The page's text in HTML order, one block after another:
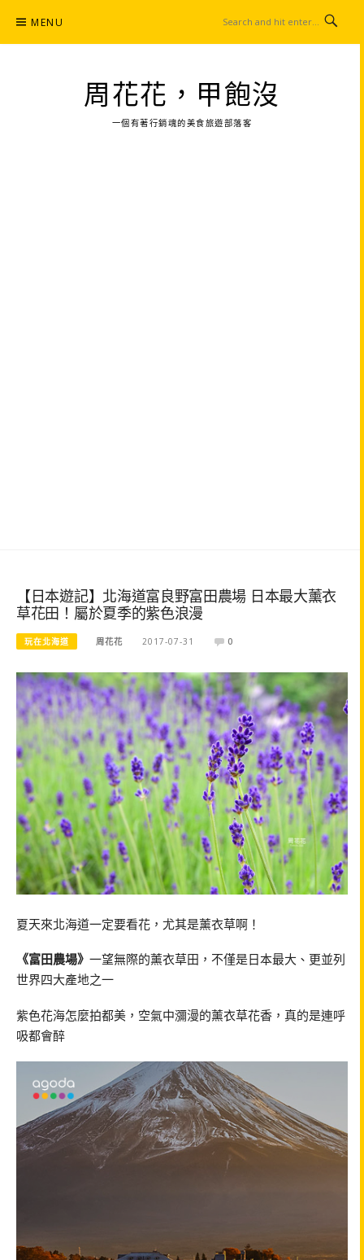
content
MENU
周花花，甲飽沒
一個有著行銷魂的美食旅遊部落客
【日本遊記】北海道富良野富田農場 日本最大薰衣
草花田！屬於夏季的紫色浪漫
玩在北海道 周花花 2017-07-31 0
夏天來北海道一定要看花，尤其是薰衣草啊！
《富田農場》 一望無際的薰衣草田，不僅是日本最大、更並列
世界四大產地之一
紫色花海怎麼拍都美，空氣中瀰漫的薰衣草花香，真的是連呼
吸都會醉